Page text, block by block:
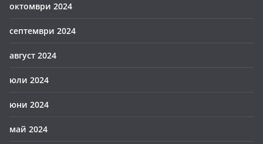
октомври 2024
септември 2024
август 2024
юли 2024
юни 2024
май 2024